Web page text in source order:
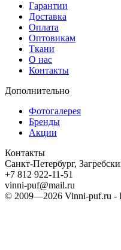
Гарантии
Доставка
Оплата
Оптовикам
Ткани
О нас
Контакты
Дополнительно
Фотогалерея
Бренды
Акции
Контакты
Санкт-Петербург,
+7 812 922-11-51
vinni-puf@mail.ru
© 2009—2026 Vinni-puf.ru -